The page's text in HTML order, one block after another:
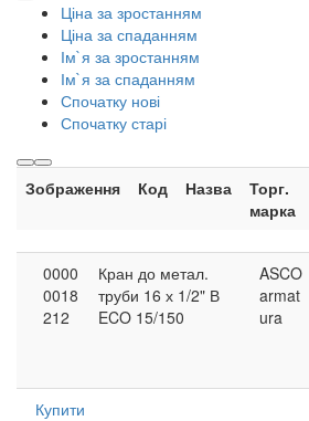
Ціна за зростанням
Ціна за спаданням
Ім`я за зростанням
Ім`я за спаданням
Спочатку нові
Спочатку старі
Зображення Код Назва
Торг.
марка
0000
0018
212
Кран до метал.
труби 16 х 1/2" В
ECO 15/150
ASCO
armat
ura
Купити